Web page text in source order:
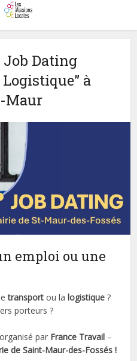
Job Dating
à
Maur
emploi ou une
transport ou la logistique ?
porteurs ?
organisé par France Travail –
de Saint-Maur-des-Fossés !